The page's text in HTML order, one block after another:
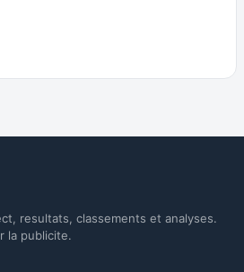
resultats, classements et analyses.
la publicite.